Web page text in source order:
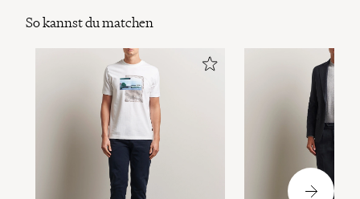
So kannst du matchen